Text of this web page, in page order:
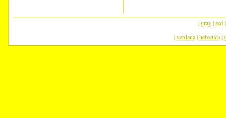
| gray|red
|verdana|helvetica|